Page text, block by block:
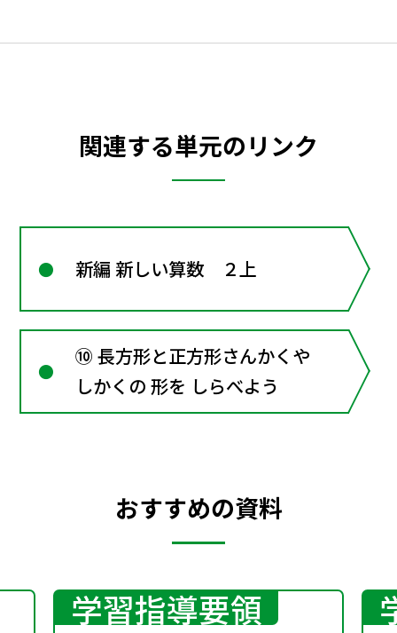
関連する単元のリンク
新編 新しい算数 ２上
⑩ 長方形と正方形さんかくや
しかくの 形を しらべよう
おすすめの資料
学習指導要領